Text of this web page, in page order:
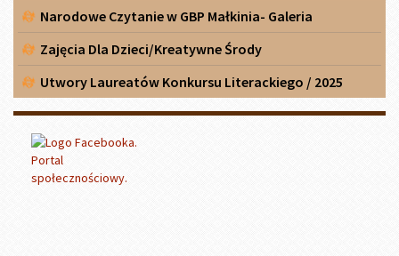
Narodowe Czytanie w GBP Małkinia- Galeria
Zajęcia Dla Dzieci/Kreatywne Środy
Utwory Laureatów Konkursu Literackiego / 2025